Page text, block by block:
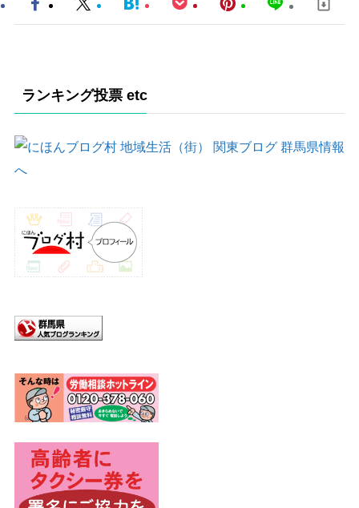
ランキング投票 etc